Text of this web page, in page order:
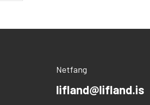
Netfang
lifland@lifland.is